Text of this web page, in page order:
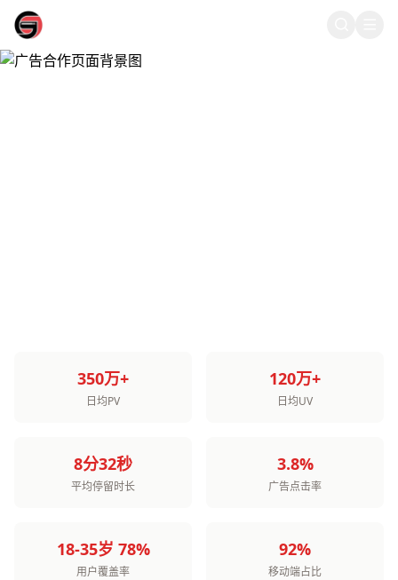
350万+
日均PV
120万+
日均UV
8分32秒
平均停留时长
3.8%
广告点击率
18-35岁 78%
用户覆盖率
92%
移动端占比